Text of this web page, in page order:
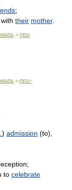
;
their mother.
> при
> при-
) admission (to),
to celebrate